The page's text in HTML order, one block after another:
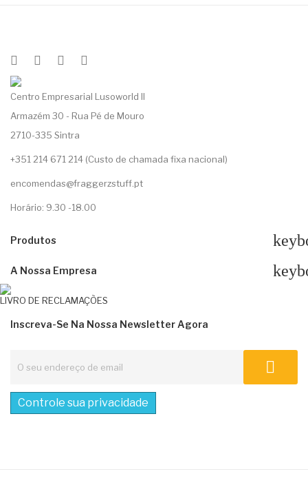
Centro Empresarial Lusoworld II
Armazém 30 - Rua Pé de Mouro
2710-335 Sintra
+351 214 671 214 (Custo de chamada fixa nacional)
encomendas@fraggerzstuff.pt
Horário: 9.30 -18.00
Produtos
A Nossa Empresa
LIVRO DE RECLAMAÇÕES
Inscreva-Se Na Nossa Newsletter Agora
Controle sua privacidade